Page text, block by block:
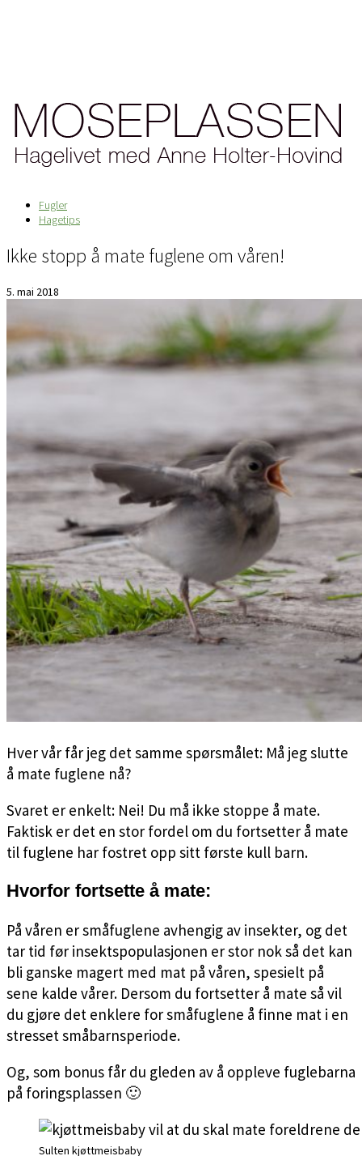
Fugler
Hagetips
Ikke stopp å mate fuglene om våren!
5. mai 2018
Hver vår får jeg det samme spørsmålet: Må jeg slutte
å mate fuglene nå?
Svaret er enkelt: Nei! Du må ikke stoppe å mate.
Faktisk er det en stor fordel om du fortsetter å mate
til fuglene har fostret opp sitt første kull barn.
Hvorfor fortsette å mate:
På våren er småfuglene avhengig av insekter, og det
tar tid før insektspopulasjonen er stor nok så det kan
bli ganske magert med mat på våren, spesielt på
sene kalde vårer. Dersom du fortsetter å mate så vil
du gjøre det enklere for småfuglene å finne mat i en
stresset småbarnsperiode.
Og, som bonus får du gleden av å oppleve fuglebarna
på foringsplassen 🙂
Sulten kjøttmeisbaby